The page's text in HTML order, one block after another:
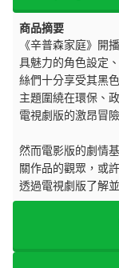
商品摘要
《辛普森家庭》開
具魅力的角色設定
絲們十分享受其黑
主題圍繞在環保、
電視劇版的激昂冒
然而電影版的劇情
關作品的觀眾，或
透過電視劇版了解